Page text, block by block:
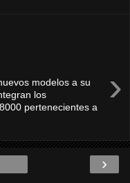
›
modelos a su
los
pertenecientes a
›